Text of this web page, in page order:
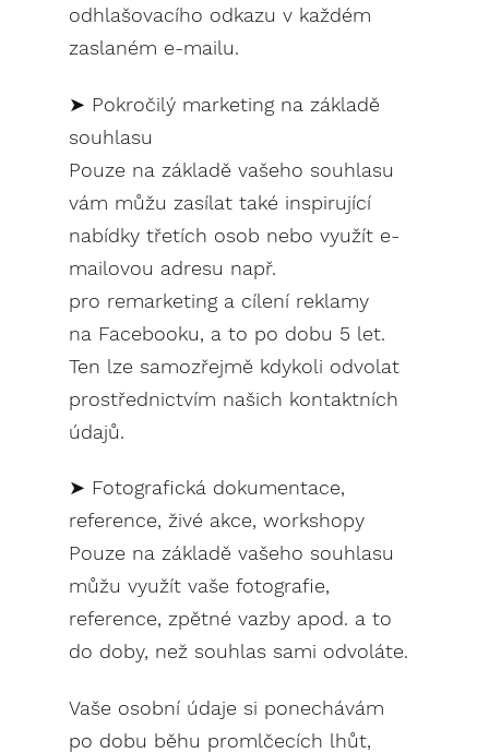
odhlašovacího odkazu v každém
zaslaném e-mailu.
➤ Pokročilý marketing na základě
souhlasu
Pouze na základě vašeho souhlasu
vám můžu zasílat také inspirující
nabídky třetích osob nebo využít e-
mailovou adresu např.
pro remarketing a cílení reklamy
na Facebooku, a to po dobu 5 let.
Ten lze samozřejmě kdykoli odvolat
prostřednictvím našich kontaktních
údajů.
➤ Fotografická dokumentace,
reference, živé akce, workshopy
Pouze na základě vašeho souhlasu
můžu využít vaše fotografie,
reference, zpětné vazby apod. a to
do doby, než souhlas sami odvoláte.
Vaše osobní údaje si ponechávám
po dobu běhu promlčecích lhůt,